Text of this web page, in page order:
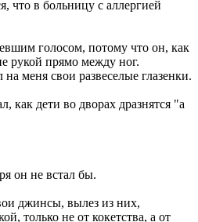
что в больницу с аллергией
голосом, потому что он, как
рукой прямо между ног.
меня свои развеселые глазенки.
как дети во дворах дразнятся "а
он не встал бы.
джинсы, вылез из них,
только не от кокетства, а от